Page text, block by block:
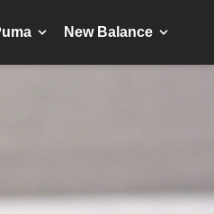
New Balance